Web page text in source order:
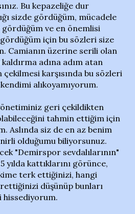
Bu kepazeliğe dur
sizde gördüğüm, mücadele
gördüğüm ve en önemlisi
için bu sözleri size
Camianın üzerine serili olan
adına adım atan
karşısında bu sözleri
alıkoyamıyorum.
geri çekildikten
tahmin ettiğim için
Aslında siz de en az benim
olduğumu biliyorsunuz.
"Demirspor sevdalılarının"
yılda kattıklarını görünce,
terk ettiğinizi, hangi
düşünüp bunları
hissediyorum.